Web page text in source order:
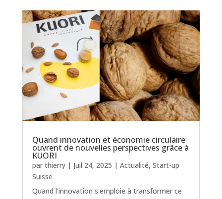
Quand innovation et économie circulaire
ouvrent de nouvelles perspectives grâce à
KUORI
par thierry| Juil 24, 2025 | Actualité, Start-up
Suisse
Quand l'innovation s'emploie à transformer ce